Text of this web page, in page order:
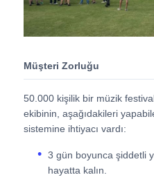
Bize Ulaşın
Haberler
Durumlar
Bir İndirim İste
Müşteri Zorluğu
50.000 kişilik bir müzik
ekibinin, aşağıdakileri
sistemine ihtiyacı vardı:
3 gün boyunca şiddetli
hayatta kalın.